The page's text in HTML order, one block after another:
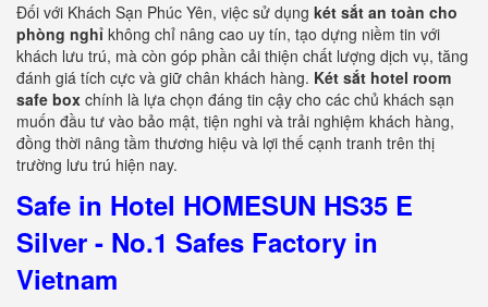
Đối với Khách Sạn Phúc Yên, việc sử dụng két sắt an toàn cho
phòng nghỉ không chỉ nâng cao uy tín, tạo dựng niềm tin với
khách lưu trú, mà còn góp phần cải thiện chất lượng dịch vụ, tăng
đánh giá tích cực và giữ chân khách hàng. Két sắt hotel room
safe box chính là lựa chọn đáng tin cậy cho các chủ khách sạn
muốn đầu tư vào bảo mật, tiện nghi và trải nghiệm khách hàng,
đồng thời nâng tầm thương hiệu và lợi thế cạnh tranh trên thị
trường lưu trú hiện nay.
Safe in Hotel HOMESUN HS35 E
Silver - No.1 Safes Factory in
Vietnam